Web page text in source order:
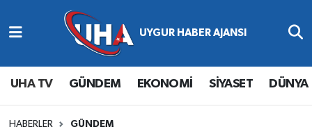
UHA TV GÜNDEM EKONOMİ SİYASET DÜNYA
HABERLER GÜNDEM
Abone Ol
Gündem
Ekonomi
Nöbetçi Eczaneler
Hava Durumu
Namaz Vakitleri